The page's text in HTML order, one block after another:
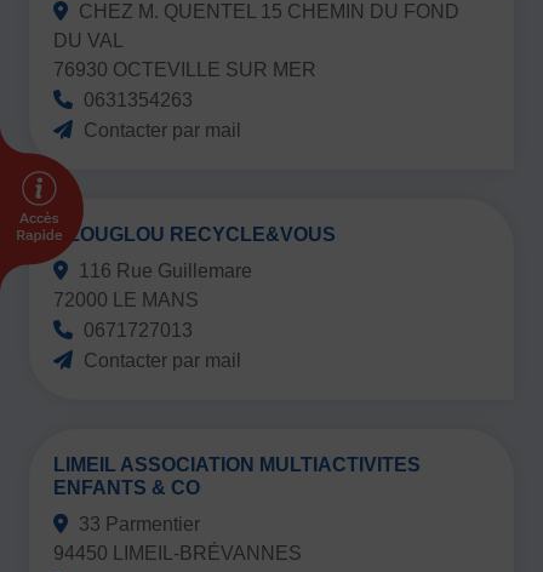
JE SOUHAITE TROUVER UNE ACTIVITÉ SPORTIVE
Atelier d’aventure motrice des 0 – 3 ans
Athlé-Marche nordique
Athlétisme – Piste & Courses hors stade
Prise de licence
JE SOUHAITE TROUVER UN COMITÉ
JE SOUHAITE ADHÉRER
Affiliation
Honorabilité
Licence Omnisports
Certificat Médical
Assurance
CHEZ M. QUENTEL 15 CHEMIN DU FOND
DU VAL
76930 OCTEVILLE SUR MER
0631354263
Contacter par mail
GLOUGLOU RECYCLE&VOUS
116 Rue Guillemare
72000 LE MANS
0671727013
Contacter par mail
LIMEIL ASSOCIATION MULTIACTIVITES
ENFANTS & CO
33 Parmentier
94450 LIMEIL-BRÉVANNES